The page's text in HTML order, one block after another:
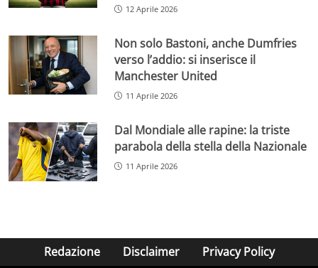
12 Aprile 2026
Non solo Bastoni, anche Dumfries
verso l’addio: si inserisce il
Manchester United
11 Aprile 2026
Dal Mondiale alle rapine: la triste
parabola della stella della Nazionale
11 Aprile 2026
Redazione Disclaimer Privacy Policy